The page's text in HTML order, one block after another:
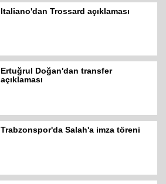
Italiano'dan Trossard açıklaması
Ertuğrul Doğan'dan transfer
açıklaması
Trabzonspor'da Salah'a imza töreni